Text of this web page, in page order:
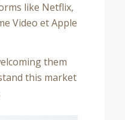
like Netflix,
Video et Apple
them
this market